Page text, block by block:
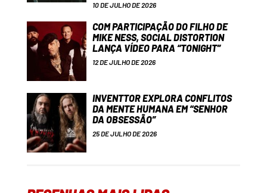
10 DE JULHO DE 2026
COM PARTICIPAÇÃO DO FILHO DE
MIKE NESS, SOCIAL DISTORTION
LANÇA VÍDEO PARA “TONIGHT”
12 DE JULHO DE 2026
INVENTTOR EXPLORA CONFLITOS
DA MENTE HUMANA EM “SENHOR
DA OBSESSÃO”
25 DE JULHO DE 2026